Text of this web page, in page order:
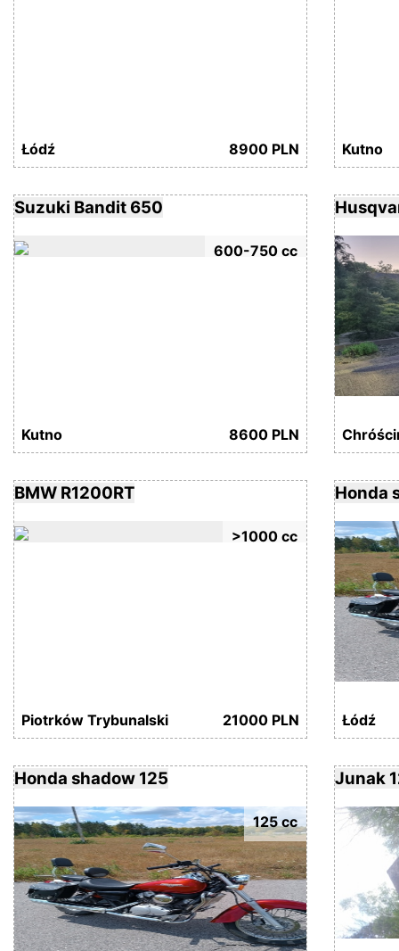
Łódź 8900 PLN Kutno
Kutno 8600 PLN
Suzuki Bandit 650
600-750 cc
Piotrków Trybunalski 21000 PLN
BMW R1200RT
>1000 cc
Łódź
Honda
Honda shadow 125
125 cc
Junak